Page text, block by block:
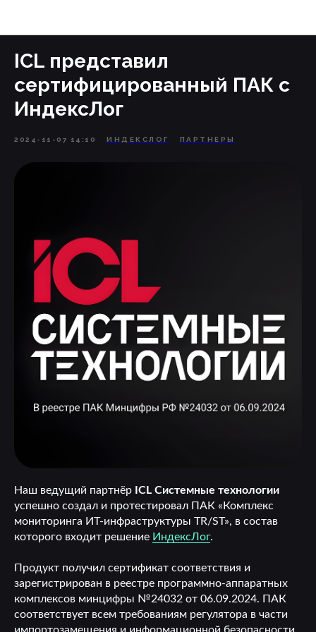
ICL представил
сертифицированный ПАК с
ИндексЛог
2024-11-07 14:10 ИНДЕКСЛОГ ПАРТНЕРЫ
Наш ведущий партнёр ICL Системные технологии
успешно создал и протестировал ПАК «Комплекс
мониторинга ИТ-инфраструктуры TR/ST», в состав
которого входит решение ИндексЛог.
Продукт получил сертификат соответствия и
зарегистрирован в реестре программно-аппаратных
комплексов минцифры №24032 от 06.09.2024. ПАК
соответствует всем требованиям регулятора в части
импортозамещения и информационной безопасности,